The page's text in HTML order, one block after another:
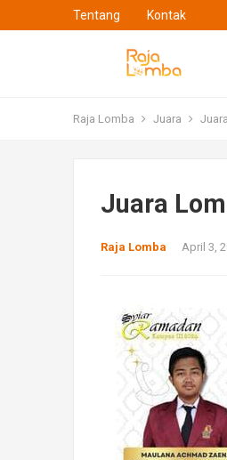
Tentang Kontak
Raja Lomba Juara
Juara
Raja Lomba April 3,